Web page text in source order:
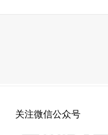
关注微信公众号